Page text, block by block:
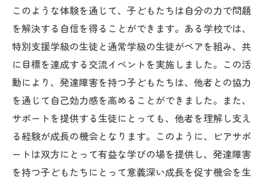
このような体験を通じて、子どもたちは自分の力で問題
を解決する自信を得ることができます。ある学校では、
特別支援学級の生徒と通常学級の生徒がペアを組み、共
に目標を達成する交流イベントを実施しました。この活
動により、発達障害を持つ子どもたちは、他者との協力
を通じて自己効力感を高めることができました。また、
サポートを提供する生徒にとっても、他者を理解し支え
る経験が成長の機会となります。このように、ピアサポ
ートは双方にとって有益な学びの場を提供し、発達障害
を持つ子どもたちにとって意義深い成長を促す機会を生